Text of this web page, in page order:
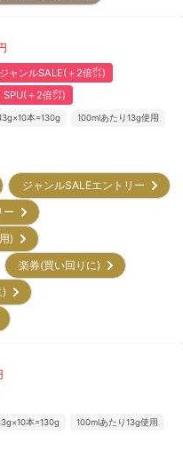
ジャンルSALE(＋2倍㌽)
SPU(＋2倍㌽)
本=130g 100mlあたり13g使用
ジャンルSALEエントリー
ー
用)
楽券(買い回りに)
)
本=130g 100mlあたり13g使用